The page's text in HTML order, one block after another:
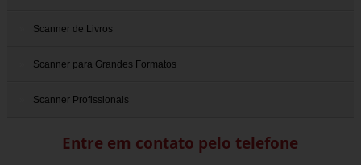
Scanner de Livros
Scanner para Grandes Formatos
Scanner Profissionais
Entre em contato pelo telefone